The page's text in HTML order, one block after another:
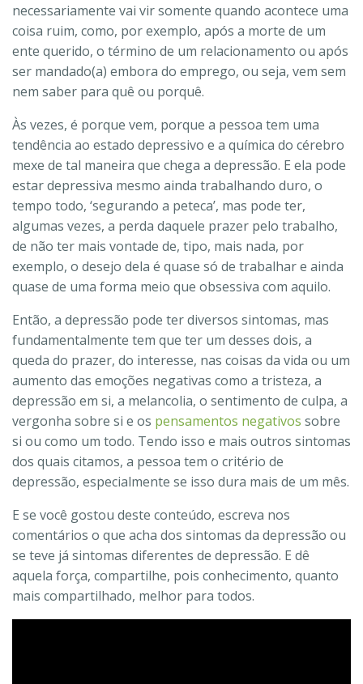
necessariamente vai vir somente quando acontece uma
coisa ruim, como, por exemplo, após a morte de um
ente querido, o término de um relacionamento ou após
ser mandado(a) embora do emprego, ou seja, vem sem
nem saber para quê ou porquê.
Às vezes, é porque vem, porque a pessoa tem uma
tendência ao estado depressivo e a química do cérebro
mexe de tal maneira que chega a depressão. E ela pode
estar depressiva mesmo ainda trabalhando duro, o
tempo todo, ‘segurando a peteca’, mas pode ter,
algumas vezes, a perda daquele prazer pelo trabalho,
de não ter mais vontade de, tipo, mais nada, por
exemplo, o desejo dela é quase só de trabalhar e ainda
quase de uma forma meio que obsessiva com aquilo.
Então, a depressão pode ter diversos sintomas, mas
fundamentalmente tem que ter um desses dois, a
queda do prazer, do interesse, nas coisas da vida ou um
aumento das emoções negativas como a tristeza, a
depressão em si, a melancolia, o sentimento de culpa, a
vergonha sobre si e os pensamentos negativos sobre
si ou como um todo. Tendo isso e mais outros sintomas
dos quais citamos, a pessoa tem o critério de
depressão, especialmente se isso dura mais de um mês.
E se você gostou deste conteúdo, escreva nos
comentários o que acha dos sintomas da depressão ou
se teve já sintomas diferentes de depressão. E dê
aquela força, compartilhe, pois conhecimento, quanto
mais compartilhado, melhor para todos.